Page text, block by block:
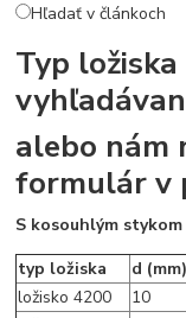
Hľadať v článkoch
Typ
alebo nám
formulár v
S kosouhlým stykom
typ ložiska
d (mm)
ložisko 4200
10